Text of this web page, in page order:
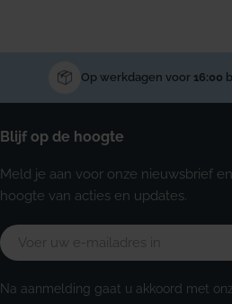
Op werkdagen voor 16:00
Blijf op de hoogte
Meld je aan voor onze nieuwsbrief
hoogte van acties en updates.
E-
mail
Na aanmelding gaat u akkoord met